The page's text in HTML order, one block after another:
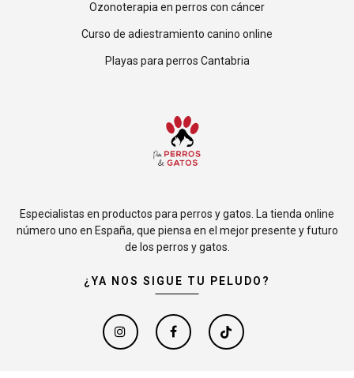
Ozonoterapia en perros con cáncer
Curso de adiestramiento canino online
Playas para perros Cantabria
Especialistas en productos para perros y gatos. La tienda online
número uno en España, que piensa en el mejor presente y futuro
de los perros y gatos.
¿YA NOS SIGUE TU PELUDO?